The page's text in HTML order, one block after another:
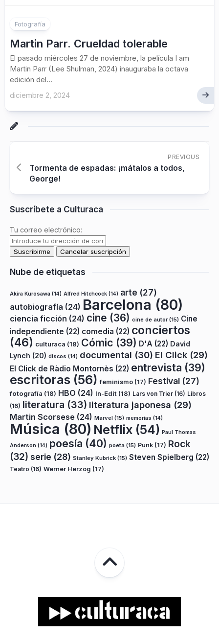
Fotografía
Martin Parr. Crueldad tolerable
El pasado miércoles 27 de noviembre, la película I am
Martin Parr (Lee Shulman, 2024) inauguraba la octava
edición del...
diciembre 2, 2024
PREVIOUS
Tormenta de espadas: ¡mátalos a todos,
George!
Suscríbete a Culturaca
Tu correo electrónico:
Nube de etiquetas
Akira Kurosawa (14) Alfred Hitchcock (14) arte (27)
autobiografía (24) Barcelona (80)
ciencia ficción (24) cine (36) cine de autor(15) Cine
independiente (22) comedia (22) conciertos
(46) culturaca (18) Cómic (39) D'A (22) David
Lynch (20) discos (14) documental (30) El Click (29)
El Click de Ràdio Montornès (22) entrevista (39)
escritoras (56) feminismo (17) Festival (27)
fotografía (18) HBO (24) In-Edit (18) Lars von Trier (16) Libros
(16) literatura (33) literatura japonesa (29)
Martin Scorsese (24) Marvel (15) memorias (14)
Música (80) Netflix (54) Paul Thomas
Anderson (14) poesía (40) poeta (15) Punk (17) Rock
(32) serie (28) Stanley Kubrick (15) Steven Spielberg (22)
Teatro (16) Werner Herzog (17)